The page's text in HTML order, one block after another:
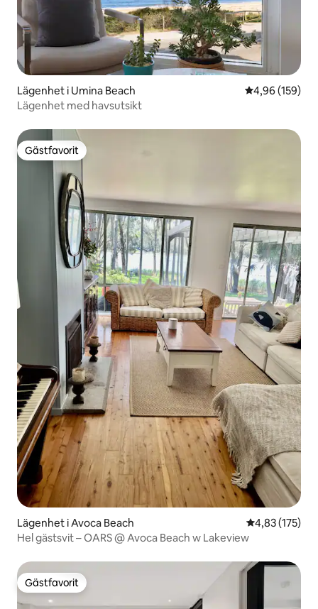
Lägenhet i Umina Beach 4,96 av 5 i
4,96 (159)
Lägenhet med havsutsikt
Gästfavorit
Gästfavorit
Lägenhet i Avoca Beach 4,83 av 5 i
4,83 (175)
Hel gästsvit – OARS @ Avoca Beach w Lakeview
Gästfavorit
Gästfavorit